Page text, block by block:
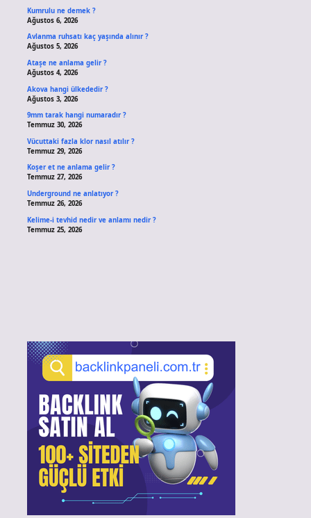
Kumrulu ne demek ?
Ağustos 6, 2026
Avlanma ruhsatı kaç yaşında alınır ?
Ağustos 5, 2026
Ataşe ne anlama gelir ?
Ağustos 4, 2026
Akova hangi ülkededir ?
Ağustos 3, 2026
9mm tarak hangi numaradır ?
Temmuz 30, 2026
Vücuttaki fazla klor nasıl atılır ?
Temmuz 29, 2026
Koşer et ne anlama gelir ?
Temmuz 27, 2026
Underground ne anlatıyor ?
Temmuz 26, 2026
Kelime-i tevhid nedir ve anlamı nedir ?
Temmuz 25, 2026